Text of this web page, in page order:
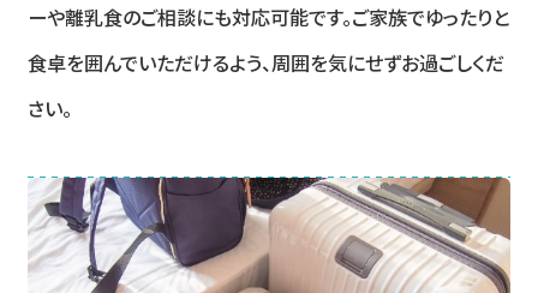
ーや離乳食のご相談にも対応可能です。ご家族でゆったりと
食卓を囲んでいただけるよう、周囲を気にせずお過ごしくだ
さい。